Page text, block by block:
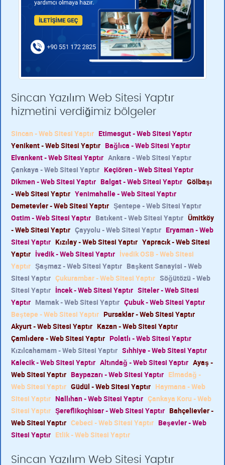
Sincan Yazılım Web Sitesi Yaptır
hizmetini verdiğimiz bölgeler
Sincan - Web Sitesi Yaptır Etimesgut - Web Sitesi Yaptır
Yenikent - Web Sitesi Yaptır Bağlıca - Web Sitesi Yaptır
Elvankent - Web Sitesi Yaptır Ankara - Web Sitesi Yaptır
Çankaya - Web Sitesi Yaptır Keçiören - Web Sitesi Yaptır
Dikmen - Web Sitesi Yaptır Balgat - Web Sitesi Yaptır Gölbaşı
- Web Sitesi Yaptır Yenimahalle - Web Sitesi Yaptır
Demetevler - Web Sitesi Yaptır Şentepe - Web Sitesi Yaptır
Ostim - Web Sitesi Yaptır Batıkent - Web Sitesi Yaptır Ümitköy
- Web Sitesi Yaptır Çayyolu - Web Sitesi Yaptır Eryaman - Web
Sitesi Yaptır Kızılay - Web Sitesi Yaptır Yapracık - Web Sitesi
Yaptır İvedik - Web Sitesi Yaptır İvedik OSB - Web Sitesi
Yaptır Şaşmaz - Web Sitesi Yaptır Başkent Sanayisi - Web
Sitesi Yaptır Çukurambar - Web Sitesi Yaptır Söğütözü - Web
Sitesi Yaptır İncek - Web Sitesi Yaptır Siteler - Web Sitesi
Yaptır Mamak - Web Sitesi Yaptır Çubuk - Web Sitesi Yaptır
Beştepe - Web Sitesi Yaptır Pursaklar - Web Sitesi Yaptır
Akyurt - Web Sitesi Yaptır Kazan - Web Sitesi Yaptır
Çamlıdere - Web Sitesi Yaptır Polatlı - Web Sitesi Yaptır
Kızılcahamam - Web Sitesi Yaptır Sıhhiye - Web Sitesi Yaptır
Kalecik - Web Sitesi Yaptır Altındağ - Web Sitesi Yaptır Ayaş -
Web Sitesi Yaptır Baypazarı - Web Sitesi Yaptır Elmadağ -
Web Sitesi Yaptır Güdül - Web Sitesi Yaptır Haymana - Web
Sitesi Yaptır Nallıhan - Web Sitesi Yaptır Çankaya Koru - Web
Sitesi Yaptır Şereflikoçhisar - Web Sitesi Yaptır Bahçelievler -
Web Sitesi Yaptır Cebeci - Web Sitesi Yaptır Beşevler - Web
Sitesi Yaptır Etlik - Web Sitesi Yaptır
Sincan Yazılım Web Sitesi Yaptır